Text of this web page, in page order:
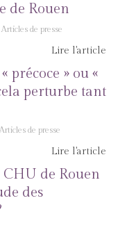
de Rouen
Articles de presse
Lire l'article
précoce » ou «
perturbe tant
Articles de presse
Lire l'article
de Rouen
des